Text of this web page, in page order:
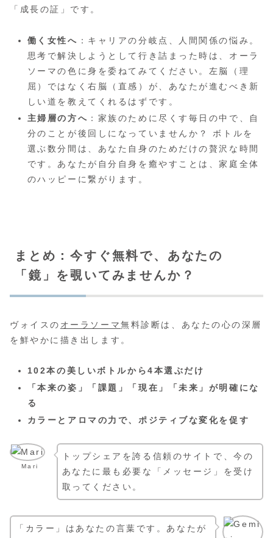
「成長の証」です。
働く女性へ ：キャリアの分岐点、人間関係の悩み。
思考で解決しようとして行き詰まった時は、オーラ
ソーマの色に身を委ねてみてください。左脳（理
屈）ではなく右脳（直感）が、あなたが進むべき新
しい道を教えてくれるはずです。
主婦層の方へ ：家族のために尽くす毎日の中で、自
分のことが後回しになっていませんか？ ボトルを
選ぶ数分間は、あなた自身のためだけの贅沢な時間
です。あなたが自分自身を癒やすことは、家庭全体
のハッピーに繋がります。
まとめ：今すぐ無料で、あなたの
「鏡」を覗いてみませんか？
ヴォイスの オーラソーマ無料診断は、あなたの心の深層
を鮮やかに描き出します。
102本の美しいボトルから4本選ぶだけ
「本来の姿」「課題」「現在」「未来」が明確にな
る
カラーとアロマの力で、ポジティブな変化を促す
Mari
トップシェアを誇る信頼のサイトで、今の
あなたに最も必要な「メッセージ」を受け
取ってください。
「カラー」はあなたの言葉です。あなたが